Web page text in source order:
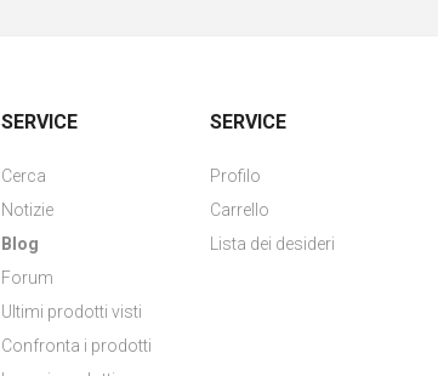
SERVICE
Cerca
Notizie
Blog
Forum
Ultimi prodotti visti
Confronta i prodotti
SERVICE
Profilo
Carrello
Lista dei desideri